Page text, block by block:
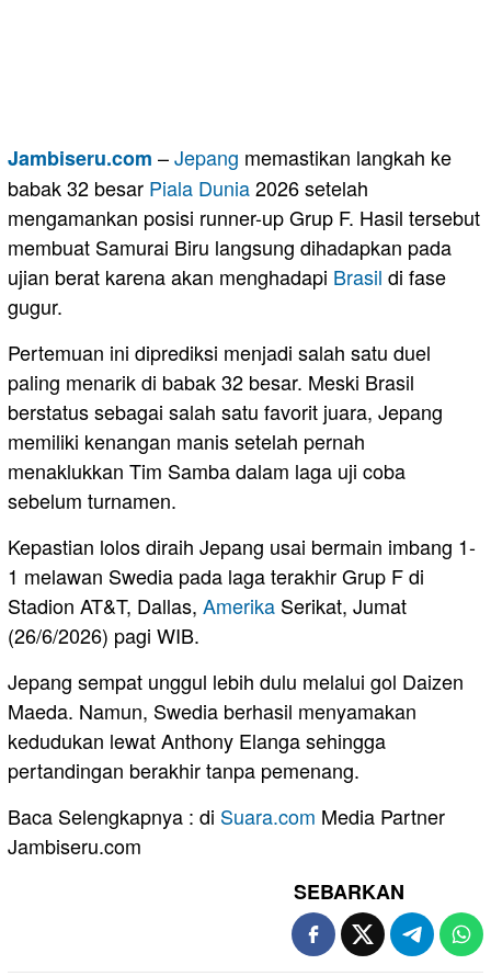
Jambiseru.com –Jepang memastikan langkah ke
babak 32 besar Piala Dunia2026 setelah
mengamankan posisi runner-up Grup F. Hasil tersebut
membuat Samurai Biru langsung dihadapkan pada
ujian berat karena akan menghadapi Brasil di fase
gugur.
Pertemuan ini diprediksi menjadi salah satu duel
paling menarik di babak 32 besar. Meski Brasil
berstatus sebagai salah satu favorit juara, Jepang
memiliki kenangan manis setelah pernah
menaklukkan Tim Samba dalam laga uji coba
sebelum turnamen.
Kepastian lolos diraih Jepang usai bermain imbang 1-
1 melawan Swedia pada laga terakhir Grup F di
Stadion AT&T, Dallas, Amerika Serikat, Jumat
(26/6/2026) pagi WIB.
Jepang sempat unggul lebih dulu melalui gol Daizen
Maeda. Namun, Swedia berhasil menyamakan
kedudukan lewat Anthony Elanga sehingga
pertandingan berakhir tanpa pemenang.
Baca Selengkapnya : di Suara.com Media Partner
Jambiseru.com
SEBARKAN